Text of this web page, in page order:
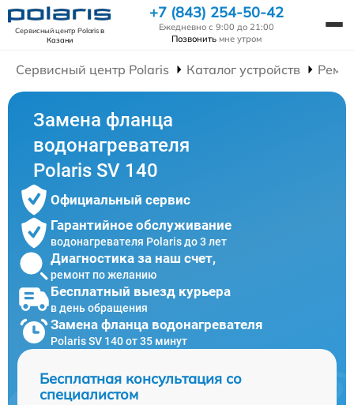
Сервисный центр Polarisв
Казани
+7 (843) 254-50-42
Ежедневно с 9:00 до 21:00
Позвонить мне утром
Сервисный центр Polaris Каталог устройств
Замена фланца
водонагревателя
Polaris SV 140
Официальный сервис
Гарантийное обслуживание
водонагревателя Polaris до 3 лет
Диагностика за наш счет,
ремонт по желанию
Бесплатный выезд курьера
в день обращения
Замена фланца водонагревателя
Polaris SV 140 от 35 минут
Бесплатная консультация со
специалистом